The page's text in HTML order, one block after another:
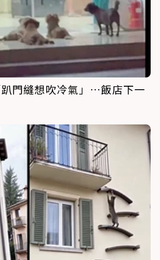
門縫想吹冷氣」…飯店下一